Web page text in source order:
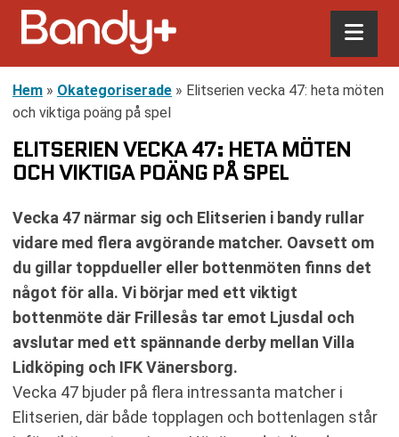
Hem » Okategoriserade » Elitserien vecka 47: heta möten
och viktiga poäng på spel
ELITSERIEN VECKA 47: HETA MÖTEN
OCH VIKTIGA POÄNG PÅ SPEL
Vecka 47 närmar sig och Elitserien i bandy rullar
vidare med flera avgörande matcher. Oavsett om
du gillar toppdueller eller bottenmöten finns det
något för alla. Vi börjar med ett viktigt
bottenmöte där Frillesås tar emot Ljusdal och
avslutar med ett spännande derby mellan Villa
Lidköping och IFK Vänersborg.
Vecka 47 bjuder på flera intressanta matcher i
Elitserien, där både topplagen och bottenlagen står